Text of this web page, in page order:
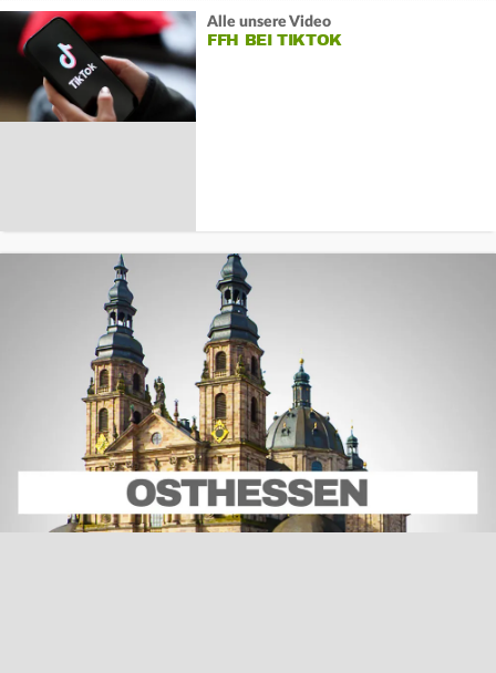
Alle unsere Video
FFH BEI TIKTOK